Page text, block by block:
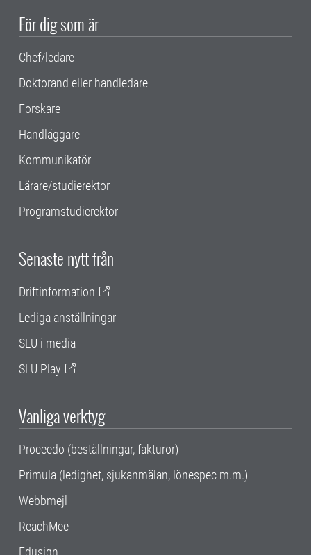
För dig som är
Chef/ledare
Doktorand eller handledare
Forskare
Handläggare
Kommunikatör
Lärare/studierektor
Programstudierektor
Senaste nytt från
Driftinformation
Lediga anställningar
SLU i media
SLU Play
Vanliga verktyg
Proceedo (beställningar, fakturor)
Primula (ledighet, sjukanmälan, lönespec m.m.)
Webbmejl
ReachMee
Edusign